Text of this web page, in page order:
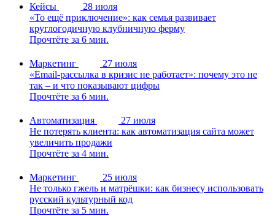
Кейсы
28 июля
«То ещё приключение»: как семья развивает
круглогодичную клубничную ферму
Прочтёте за 6 мин.
Маркетинг
27 июля
«Email-рассылка в кризис не работает»: почему это не
так – и что показывают цифры
Прочтёте за 6 мин.
Автоматизация
27 июля
Не потерять клиента: как автоматизация сайта может
увеличить продажи
Прочтёте за 4 мин.
Маркетинг
25 июля
Не только гжель и матрёшки: как бизнесу использовать
русский культурный код
Прочтёте за 5 мин.